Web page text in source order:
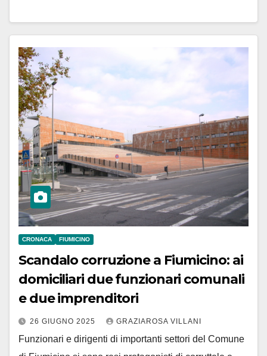
CRONACA FIUMICINO
Scandalo corruzione a Fiumicino: ai
domiciliari due funzionari comunali
e due imprenditori
26 GIUGNO 2025 GRAZIAROSA VILLANI
Funzionari e dirigenti di importanti settori del Comune